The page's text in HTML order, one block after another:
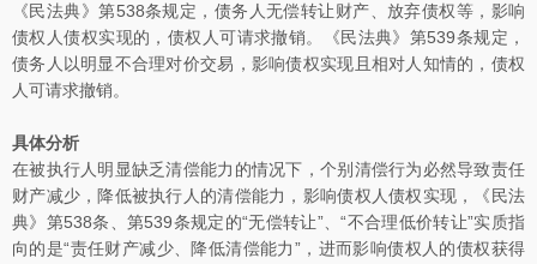
《民法典》第538条规定，债务人无偿转让财产、放弃债权等，影响
债权人债权实现的，债权人可请求撤销。《民法典》第539条规定，
债务人以明显不合理对价交易，影响债权实现且相对人知情的，债权
人可请求撤销。
具体分析
在被执行人明显缺乏清偿能力的情况下，个别清偿行为必然导致责任
财产减少，降低被执行人的清偿能力，影响债权人债权实现，《民法
典》第538条、第539条规定的“无偿转让”、“不合理低价转让”实质指
向的是“责任财产减少、降低清偿能力”，进而影响债权人的债权获得